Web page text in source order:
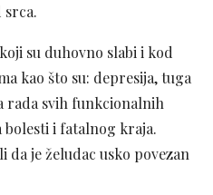
su duhovno slabi i kod
kao što su: depresija, tuga
rada svih funkcionalnih
bolesti i fatalnog kraja.
je želudac usko povezan